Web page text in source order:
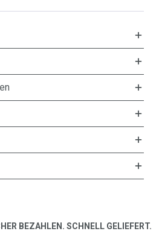
BEZAHLEN. SCHNELL GELIEFERT.